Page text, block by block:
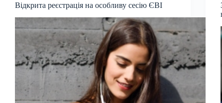
Відкрита реєстрація на особливу сесію ЄВІ